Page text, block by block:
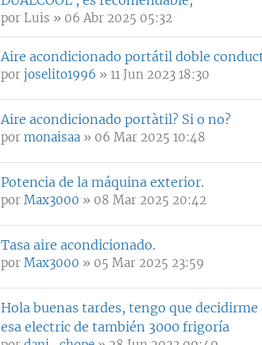
por Luis » 06 Abr 2025 05:32
Aire acondicionado portátil doble
por joselito1996 » 11 Jun 2023 18:30
Aire acondicionado portàtil? Si o no?
por monaisaa » 06 Mar 2025 10:48
Potencia de la máquina exterior.
por Max3000 » 08 Mar 2025 20:42
Tasa aire acondicionado.
por Max3000 » 05 Mar 2025 23:59
Hola buenas tardes, tengo que
esa electric de también 3000 frigoría